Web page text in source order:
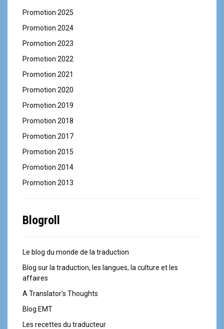
Promotion 2025
Promotion 2024
Promotion 2023
Promotion 2022
Promotion 2021
Promotion 2020
Promotion 2019
Promotion 2018
Promotion 2017
Promotion 2015
Promotion 2014
Promotion 2013
Blogroll
Le blog du monde de la traduction
Blog sur la traduction, les langues, la culture et les
affaires
A Translator's Thoughts
Blog EMT
Les recettes du traducteur